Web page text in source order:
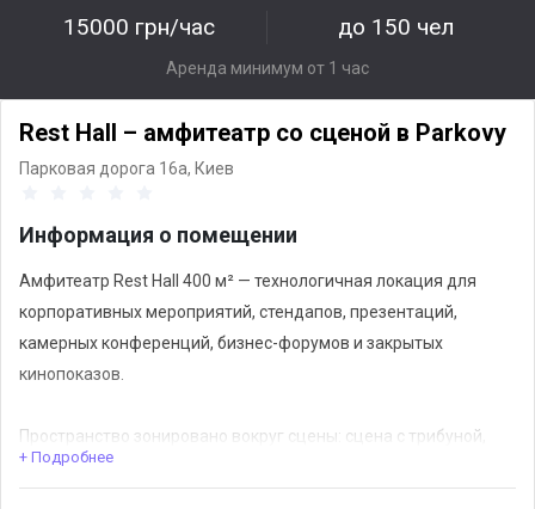
15000 грн/час до 150 чел
Аренда минимум от 1 час
Rest Hall – амфитеатр со сценой в Parkovy
Парковая дорога 16а, Киев
Информация о помещении
Амфитеатр Rest Hall 400 м² — технологичная локация для
корпоративных мероприятий, стендапов, презентаций,
камерных конференций, бизнес-форумов и закрытых
кинопоказов.
Пространство зонировано вокруг сцены: сцена с трибуной,
амфитеатр с комфортной посадкой, две VIP-ложи на 4–5
+ Подробнее